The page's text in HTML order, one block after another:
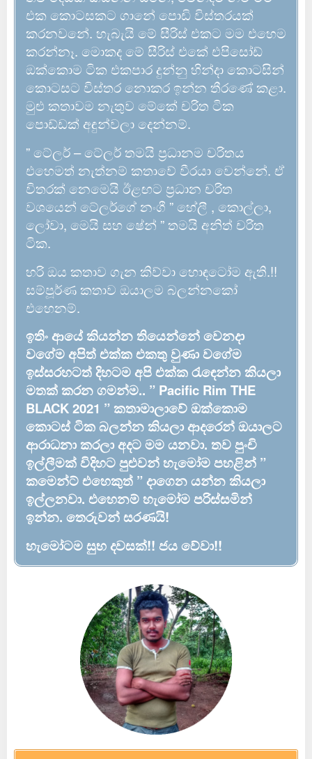
එක කොටසකට ගානේ පොඩි විස්තරයක්
කරනවනේ. හැබැයි මේ සීරිස් එකට මම එහෙම
කරන්නෑ. මොකද මේ සීරිස් එකේ එපිසෝඩ්
ඔක්කොම ටික එකපාර දුන්නු හින්දා කොටසින්
කොටසට විස්තර නොකර ඉන්න තීරණේ කළා.
මුළු කතාවම නැතුව මේකේ චරිත ටික
පොඩ්ඩක් අඳුන්වලා දෙන්නම්.
” ටේලර් – ටේලර් තමයි ප්‍රධානම චරිතය
එහෙමත් නැත්නම් කතාවේ වීරයා වෙන්නේ. ඒ
විතරක් නෙමෙයි ඊළඟට ප්‍රධාන චරිත
වශයෙන් ටේලර්ගේ නංගී ” හේලී , කොල්ලා,
ලෝවා, මෙයි සහ ෂේන් ” තමයි අනිත් චරිත
ටික.
හරි ඔය කතාව ගැන කිව්වා හොඳටෝම ඇති.!!
සම්පූර්ණ කතාව ඔයාලම බලන්නකෝ
එහෙනම්.
ඉතිං ආයේ කියන්න තියෙන්නේ වෙනදා
වගේම අපිත් එක්ක එකතු වුණා වගේම
ඉස්සරහටත් දිහටම අපි එක්ක රැඳෙන්න කියලා
මතක් කරන ගමන්ම.. ” Pacific Rim THE
BLACK 2021 ” කතාමාලාවේ ඔක්කොම
කොටස් ටික බලන්න කියලා ආදරෙන් ඔයාලට
ආරාධනා කරලා අදට මම යනවා. තව පුංචි
ඉල්ලීමක් විදිහට පුළුවන් හැමෝම පහළින් ”
කමෙන්ට් එහෙකුත් ” දාගෙන යන්න කියලා
ඉල්ලනවා. එහෙනම් හැමෝම පරිස්සමින්
ඉන්න. තෙරුවන් සරණයි!
හැමෝටම සුභ දවසක්!! ජය වේවා!!